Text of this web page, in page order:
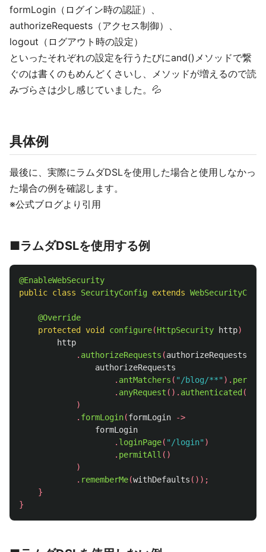
formLogin（ログイン時の認証）、
authorizeRequests（アクセス制御）、
logout（ログアウト時の設定）
といったそれぞれの設定を行うたびにand()メソッドで繋
ぐのは書くのもめんどくさいし、メソッドが増えるので読
みづらさは少し感じていました。💦
具体例
最後に、実際にラムダDSLを使用した場合と使用しなかっ
た場合の例を確認します。
※公式ブログより引用
■ラムダDSLを使用する例
@EnableWebSecurity
public class SecurityConfig extends
@Override
protected
void configure(HttpSecurity http)
http
. authorizeRequests (authorizeRequests
authorizeRequests
. antMatchers ( "/blog/**" ).
. anyRequest (). authenticated ()
)
. formLogin(formLogin
->
formLogin
. loginPage( "/login" )
. permitAll ()
)
. rememberMe(withDefaults ());
}
}